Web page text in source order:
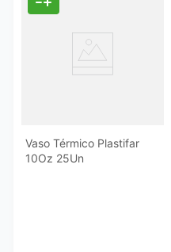
Vaso Térmico Plastifar
10Oz 25Un